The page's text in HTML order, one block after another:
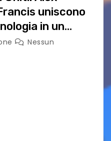
uniscono
in un
Nessun